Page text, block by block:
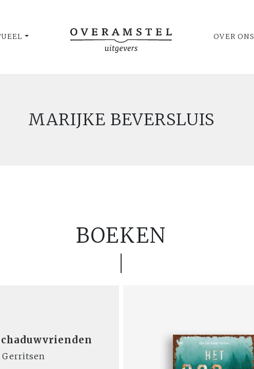
OVER ONS
MARIJKE BEVERSLUIS
BOEKEN
Gerritsen